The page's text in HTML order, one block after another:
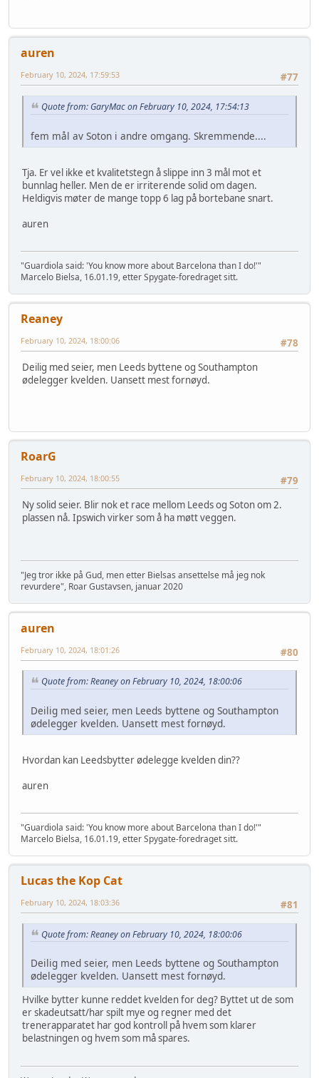
auren
#77
February 10, 2024, 17:59:53
Quote from: GaryMac on February 10, 2024, 17:54:13
fem mål av Soton i andre omgang. Skremmende....
Tja. Er vel ikke et kvalitetstegn å slippe inn 3 mål mot et
bunnlag heller. Men de er irriterende solid om dagen.
Heldigvis møter de mange topp 6 lag på bortebane snart.
auren
"Guardiola said: 'You know more about Barcelona than I do!'"
Marcelo Bielsa, 16.01.19, etter Spygate-foredraget sitt.
Reaney
#78
February 10, 2024, 18:00:06
Deilig med seier, men Leeds byttene og Southampton
ødelegger kvelden. Uansett mest fornøyd.
RoarG
#79
February 10, 2024, 18:00:55
Ny solid seier. Blir nok et race mellom Leeds og Soton om 2.
plassen nå. Ipswich virker som å ha møtt veggen.
"Jeg tror ikke på Gud, men etter Bielsas ansettelse må jeg nok
revurdere", Roar Gustavsen, januar 2020
auren
#80
February 10, 2024, 18:01:26
Quote from: Reaney on February 10, 2024, 18:00:06
Deilig med seier, men Leeds byttene og Southampton
ødelegger kvelden. Uansett mest fornøyd.
Hvordan kan Leedsbytter ødelegge kvelden din??
auren
"Guardiola said: 'You know more about Barcelona than I do!'"
Marcelo Bielsa, 16.01.19, etter Spygate-foredraget sitt.
Lucas the Kop Cat
#81
February 10, 2024, 18:03:36
Quote from: Reaney on February 10, 2024, 18:00:06
Deilig med seier, men Leeds byttene og Southampton
ødelegger kvelden. Uansett mest fornøyd.
Hvilke bytter kunne reddet kvelden for deg? Byttet ut de som
er skadeutsatt/har spilt mye og regner med det
trenerapparatet har god kontroll på hvem som klarer
belastningen og hvem som må spares.